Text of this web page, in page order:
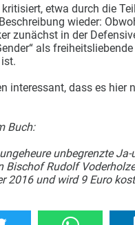
etwa durch die
wieder:
zunächst in der
als
interessant, dass es hier
Buch:
unbegrenzte
Bischof Rudolf
2016 und wird 9 Euro